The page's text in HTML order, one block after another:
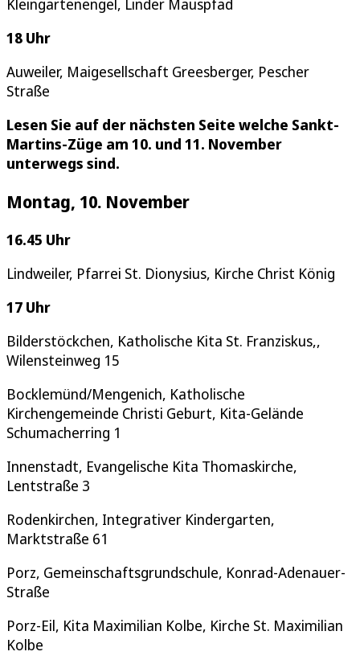
Kleingartenengel, Linder Mauspfad
18 Uhr
Auweiler, Maigesellschaft Greesberger, Pescher
Straße
Lesen Sie auf der nächsten Seite welche Sankt-
Martins-Züge am 10. und 11. November
unterwegs sind.
Montag, 10. November
16.45 Uhr
Lindweiler, Pfarrei St. Dionysius, Kirche Christ König
17 Uhr
Bilderstöckchen, Katholische Kita St. Franziskus,,
Wilensteinweg 15
Bocklemünd/Mengenich, Katholische
Kirchengemeinde Christi Geburt, Kita-Gelände
Schumacherring 1
Innenstadt, Evangelische Kita Thomaskirche,
Lentstraße 3
Rodenkirchen, Integrativer Kindergarten,
Marktstraße 61
Porz, Gemeinschaftsgrundschule, Konrad-Adenauer-
Straße
Porz-Eil, Kita Maximilian Kolbe, Kirche St. Maximilian
Kolbe